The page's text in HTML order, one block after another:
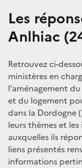
Les
Anlhiac
Retrouvez ci-
ministères en
l'aménagement
et du logement
dans la Dordogne
leurs thèmes et
auxquelles ils
liens présentés
informations